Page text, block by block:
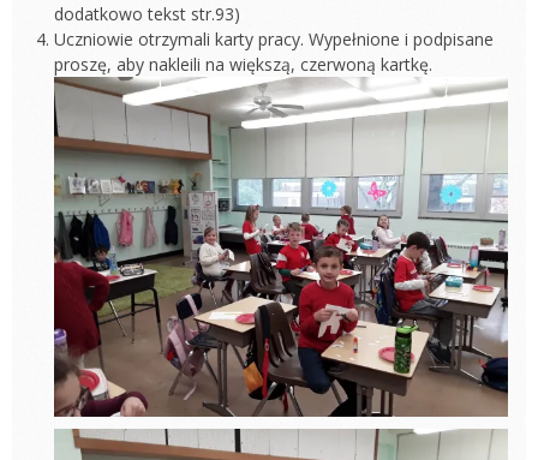
dodatkowo tekst str.93)
Uczniowie otrzymali karty pracy. Wypełnione i podpisane
proszę, aby nakleili na większą, czerwoną kartkę.